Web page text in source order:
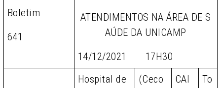
Boletim
641
ATENDIMENTOS NA ÁREA DE S
AÚDE DA UNICAMP
14/12/2021 17H30
Hospital de
(Ceco
CAI
To